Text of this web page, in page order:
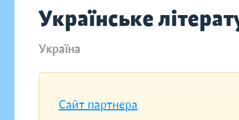
Українське
Україна
Сайт партнера